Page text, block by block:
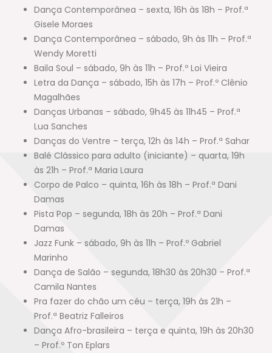
Dança Contemporânea – sexta, 16h às 18h – Prof.ª
Gisele Moraes
Dança Contemporânea – sábado, 9h às 11h – Prof.ª
Wendy Moretti
Baila Soul – sábado, 9h às 11h – Prof.º Loi Vieira
Letra da Dança – sábado, 15h às 17h – Prof.º Clênio
Magalhães
Danças Urbanas – sábado, 9h45 às 11h45 – Prof.ª
Lua Sanches
Danças do Ventre – terça, 12h às 14h – Prof.ª Sahar
Balé Clássico para adulto (iniciante) – quarta, 19h
às 21h – Prof.ª Maria Laura
Corpo de Palco – quinta, 16h às 18h – Prof.ª Dani
Damas
Pista Pop – segunda, 18h às 20h – Prof.ª Dani
Damas
Jazz Funk – sábado, 9h às 11h – Prof.º Gabriel
Marinho
Dança de Salão – segunda, 18h30 às 20h30 – Prof.ª
Camila Nantes
Pra fazer do chão um céu – terça, 19h às 21h –
Prof.ª Beatriz Falleiros
Dança Afro-brasileira – terça e quinta, 19h às 20h30
– Prof.º Ton Eplars